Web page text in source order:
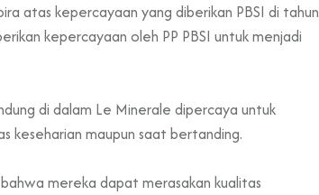
atas kepercayaan yang diberikan PBSI di tahun
kepercayaan oleh PP PBSI untuk menjadi
di dalam Le Minerale dipercaya untuk
keseharian maupun saat bertanding.
mereka dapat merasakan kualitas